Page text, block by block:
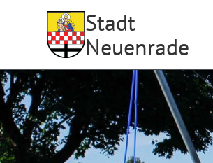
Stadt
Neuenrade